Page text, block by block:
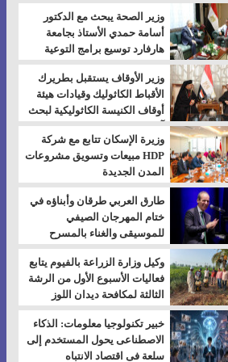
بالسويس
وزير الصحة يبحث مع الدكتور
أسامة حمدي الأستاذ بجامعة
هارفارد توسيع برامج التوعية
بمرض السكري
وزير الأوقاف يستقبل بطريرك
الأقباط الكاثوليك وقيادات هيئة
أوقاف الكنيسة الكاثوليكية لبحث
آفاق التعاون المشترك
وزيرة الإسكان تتابع مع شركة
HDP مبيعات وتسويق مشروعات
المدن الجديدة
طارق العربي طرقان وأبناؤه في
ختام المهرجان الصيفي
للموسيقى والغناء بالمسرح
المكشوف
وكيل وزارة الزراعة بالفيوم يتابع
فعاليات الأسبوع الأول من الرشة
الثالثة لمكافحة ديدان اللوز
للقطن
خبير تكنولوجيا معلومات: الذكاء
الاصطناعى يحول المستخدم إلى
سلعة فى اقتصاد الانتباه